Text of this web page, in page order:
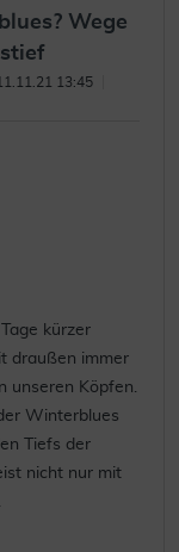
Wege
13:45
kürzer
draußen immer
unseren Köpfen.
Winterblues
Tiefs der
nicht nur mit